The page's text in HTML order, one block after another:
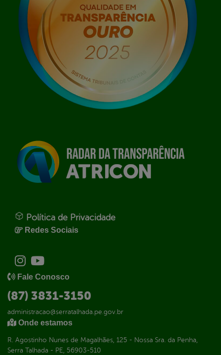
Política de Privacidade
Redes Sociais
Fale Conosco
(87) 3831-3150
administracao@serratalhada.pe.gov.br
Onde estamos
R. Agostinho Nunes de Magalhães, 125 - Nossa Sra. da Penha,
Serra Talhada - PE, 56903-510